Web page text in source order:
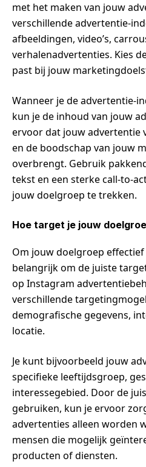
met het maken van jouw
verschillende advertentie-
afbeeldingen, video’s,
verhalenadvertenties. Kies
past bij jouw
Wanneer je de advertentie-
kun je de inhoud van jouw
ervoor dat jouw advertentie
en de boodschap van jouw
overbrengt. Gebruik
tekst en een sterke call-to-
jouw doelgroep te trekken.
Hoe target je jouw
Om jouw doelgroep
belangrijk om de juiste
op Instagram
verschillende
demografische gegevens,
locatie.
Je kunt bijvoorbeeld jouw
specifieke leeftijdsgroep,
interessegebied. Door de
gebruiken, kun je ervoor
advertenties alleen worden
mensen die mogelijk
producten of diensten.